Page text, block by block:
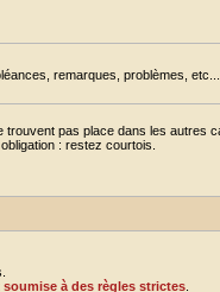
remarques, problèmes,
trouvent pas place dans les autres
: restez courtois.
à des règles strictes